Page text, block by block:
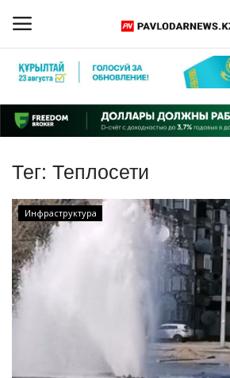
Регистрация
Главная
Обратная связь
ПАВЛОДАРСКАЯ ОБЛАСТЬ
КАЗАХСТАН
МИР
Тег: Теплосети
Инфраструктура